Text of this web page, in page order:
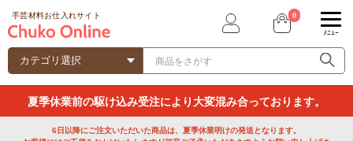
手芸材料お仕入れサイト 0
ﾒﾆｭｰ
夏季休業前の駆け込み受注により大変混み合っております。
6日以降にご注文いただいた商品は、夏季休業明けの発送となります。